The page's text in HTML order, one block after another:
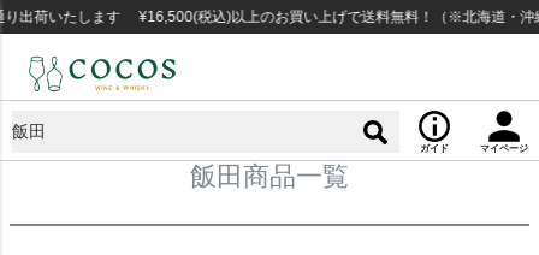
いたします ¥16,500(税込)以上のお買い上げで送料無料！（※北海道・沖縄な
ガイド マイページ
飯田商品一覧